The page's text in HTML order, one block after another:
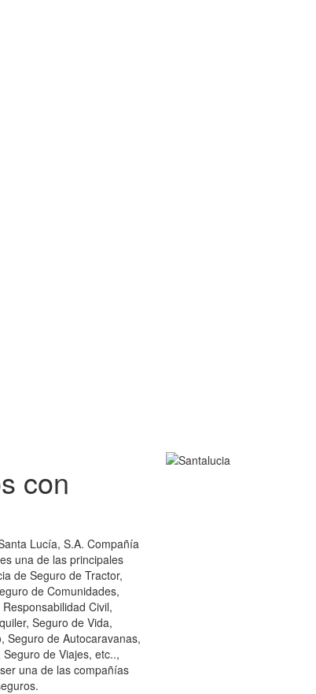
con
Lucía, S.A. Compañía
una de las principales
de Seguro de Tractor,
de Comunidades,
Civil,
Seguro de Vida,
Seguro de Autocaravanas,
de Viajes, etc..,
una de las compañías